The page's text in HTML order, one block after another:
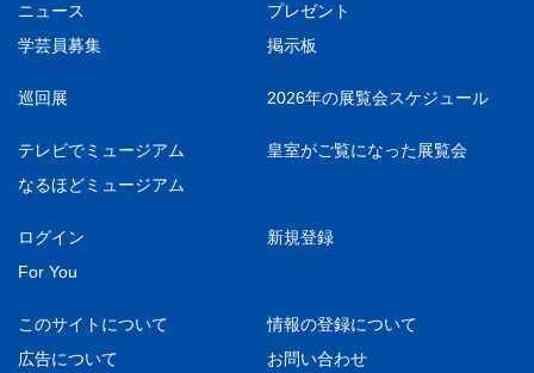
ニュース
プレゼント
学芸員募集
掲示板
巡回展 2026年の展覧会スケジュール
テレビでミュージアム
皇室がご覧になった展覧会
なるほどミュージアム
ログイン
新規登録
For You
このサイトについて
情報の登録について
広告について
お問い合わせ